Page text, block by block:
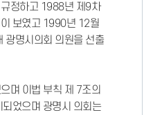
정하고 1988년 제9차
보였고 1990년 12월
명시의회 의원을 선출
며 이법 부칙 제 7조의
었으며 광명시 의회는